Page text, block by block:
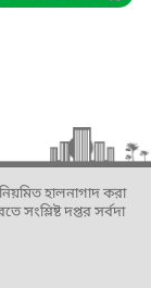
হালনাগাদ করা
সংশ্লিষ্ট দপ্তর সর্বদা